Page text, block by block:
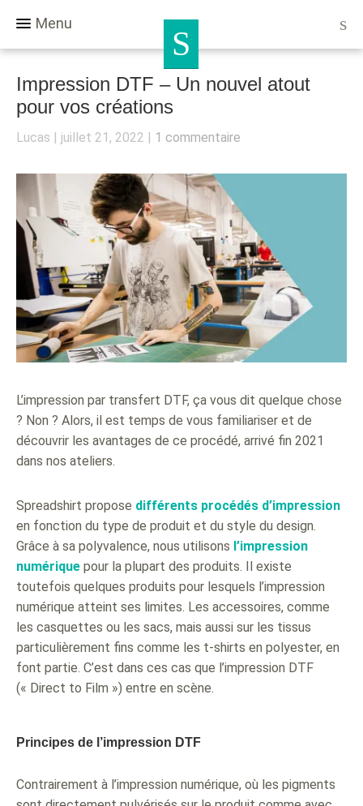
Menu
Impression DTF – Un nouvel atout
pour vos créations
Lucas juillet 21, 2022 1 commentaire
L’impression par transfert DTF, ça vous dit quelque chose
? Non ? Alors, il est temps de vous familiariser et de
découvrir les avantages de ce procédé, arrivé fin 2021
dans nos ateliers.
Spreadshirt propose différents procédés d’impression
en fonction du type de produit et du style du design.
Grâce à sa polyvalence, nous utilisons l’impression
numérique pour la plupart des produits. Il existe
toutefois quelques produits pour lesquels l’impression
numérique atteint ses limites. Les accessoires, comme
les casquettes ou les sacs, mais aussi sur les tissus
particulièrement fins comme les t-shirts en polyester, en
font partie. C’est dans ces cas que l’impression DTF
(« Direct to Film ») entre en scène.
Principes de l’impression DTF
Contrairement à l’impression numérique, où les pigments